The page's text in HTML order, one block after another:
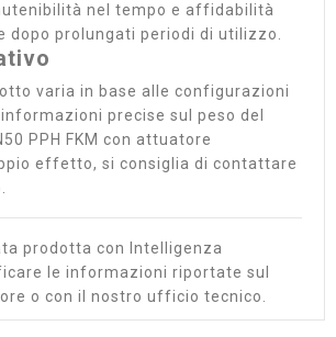
nel tempo e affidabilità
dopo prolungati periodi di utilizzo.
varia in base alle configurazioni
precise sul peso del
PPH FKM con attuatore
effetto, si consiglia di contattare
prodotta con Intelligenza
le informazioni riportate sul
o con il nostro ufficio tecnico.